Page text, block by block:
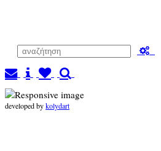
developed bykolydart